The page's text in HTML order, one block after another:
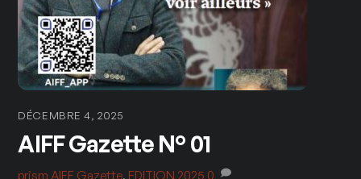
DÉCEMBRE 4, 2025
AIFF Gazette N° 01
prism AIFF Gazette, EDITION 2025 0